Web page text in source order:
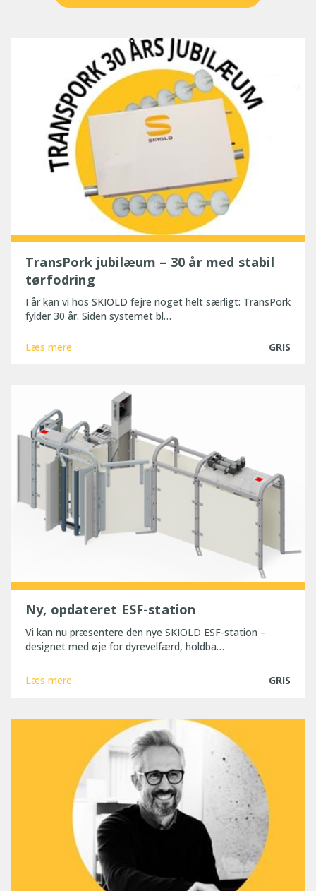
TransPork jubilæum – 30 år med stabil
tørfodring
I år kan vi hos SKIOLD fejre noget helt særligt: TransPork
fylder 30 år. Siden systemet bl…
Læs mere GRIS
Ny, opdateret ESF-station
Vi kan nu præsentere den nye SKIOLD ESF-station –
designet med øje for dyrevelfærd, holdba…
Læs mere GRIS